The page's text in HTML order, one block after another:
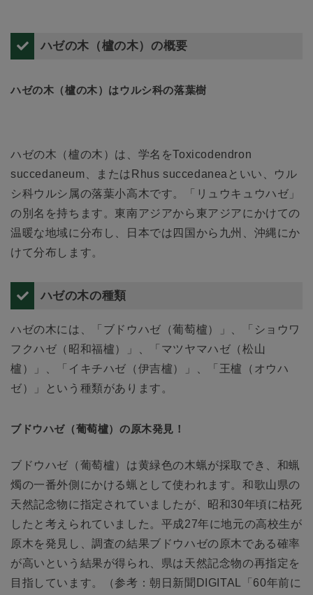
ハゼの木（櫨の木）の概要
ハゼの木（櫨の木）はウルシ科の落葉樹
ハゼの木（櫨の木）は、学名をToxicodendron
succedaneum、またはRhus succedaneaといい、ウル
シ科ウルシ属の落葉小高木です。「リュウキュウハゼ」
の別名を持ちます。東南アジアから東アジアにかけての
温暖な地域に分布し、日本では四国から九州、沖縄にか
けて分布します。
ハゼの木の種類
ハゼの木には、「ブドウハゼ（葡萄櫨）」、「ショウワ
フクハゼ（昭和福櫨）」、「マツヤマハゼ（松山
櫨）」、「イキチハゼ（伊吉櫨）」、「王櫨（オウハ
ゼ）」という種類があります。
ブドウハゼ（葡萄櫨）の原木発見！
ブドウハゼ（葡萄櫨）は黄緑色の木蝋が採取でき、和蝋
燭の一番外側にかける蝋として使われます。和歌山県の
天然記念物に指定されていましたが、昭和30年頃に枯死
したと考えられていました。平成27年に地元の高校生が
原木を発見し、調査の結果ブドウハゼの原木である確率
が高いという結果が得られ、県は天然記念物の再指定を
目指しています。（参考：朝日新聞DIGITAL「60年前に